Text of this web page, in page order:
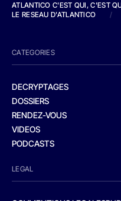
ATLANTICO C'EST QUI, C'EST
LE RESEAU D'ATLANTICO
/
CATEGORIES
DECRYPTAGES
DOSSIERS
RENDEZ-VOUS
VIDEOS
PODCASTS
LEGAL